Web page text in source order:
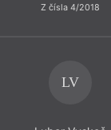
Z čísla 4/2018
LV